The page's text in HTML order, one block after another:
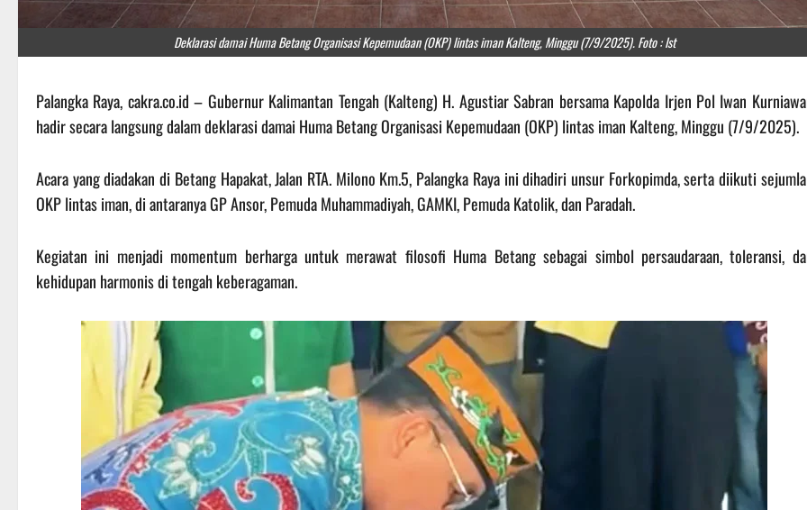
Deklarasi damai Huma Betang Organisasi Kepemudaan (OKP) lintas iman Kalteng, Minggu (7/9/2025). Foto : Ist
Palangka Raya, cakra.co.id – Gubernur Kalimantan Tengah (Kalteng) H. Agustiar Sabran bersama Kapolda Irjen Pol Iwan
hadir secara langsung dalam deklarasi damai Huma Betang Organisasi Kepemudaan (OKP) lintas iman Kalteng, Minggu (7/9/2025).
Acara yang diadakan di Betang Hapakat, Jalan RTA. Milono Km.5, Palangka Raya ini dihadiri unsur Forkopimda, serta diikuti
OKP lintas iman, di antaranya GP Ansor, Pemuda Muhammadiyah, GAMKI, Pemuda Katolik, dan Paradah.
Kegiatan ini menjadi momentum berharga untuk merawat filosofi Huma Betang sebagai simbol persaudaraan, toleransi,
kehidupan harmonis di tengah keberagaman.